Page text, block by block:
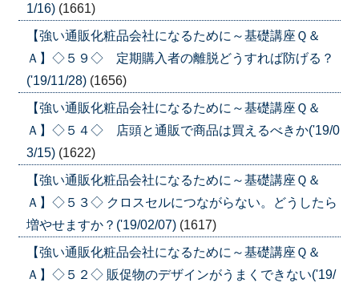
1/16) (1661)
【強い通販化粧品会社になるために～基礎講座Ｑ＆
Ａ】◇５９◇ 定期購入者の離脱どうすれば防げる？
('19/11/28) (1656)
【強い通販化粧品会社になるために～基礎講座Ｑ＆
Ａ】◇５４◇ 店頭と通販で商品は買えるべきか('19/0
3/15) (1622)
【強い通販化粧品会社になるために～基礎講座Ｑ＆
Ａ】◇５３◇ クロスセルにつながらない。どうしたら
増やせますか？('19/02/07) (1617)
【強い通販化粧品会社になるために～基礎講座Ｑ＆
Ａ】◇５２◇ 販促物のデザインがうまくできない('19/